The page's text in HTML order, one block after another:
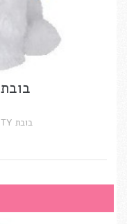
בובת TY דוקי הכלב
בובת TY עיניים גדולות דוקי הכלב